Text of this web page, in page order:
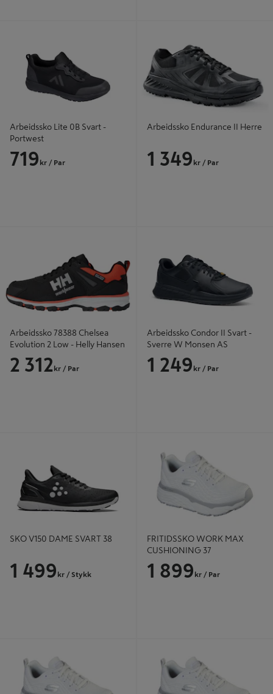
Arbeidssko Lite 0B Svart -
Portwest
719 kr / Par
Arbeidssko Endurance II Herre
1 349 kr / Par
Arbeidssko 78388 Chelsea
Evolution 2 Low - Helly Hansen
2 312 kr / Par
Arbeidssko Condor II Svart -
Sverre W Monsen AS
1 249 kr / Par
SKO V150 DAME SVART 38
1 499 kr / Stykk
FRITIDSSKO WORK MAX
CUSHIONING 37
1 899 kr / Par